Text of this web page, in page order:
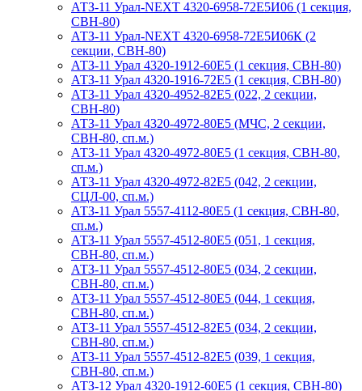
АТЗ-11 Урал-NEXT 4320-6958-72Е5И06 (1 секция,
СВН-80)
АТЗ-11 Урал-NEXT 4320-6958-72Е5И06К (2
секции, СВН-80)
АТЗ-11 Урал 4320-1912-60Е5 (1 секция, СВН-80)
АТЗ-11 Урал 4320-1916-72Е5 (1 секция, СВН-80)
АТЗ-11 Урал 4320-4952-82Е5 (022, 2 секции,
СВН-80)
АТЗ-11 Урал 4320-4972-80Е5 (МЧС, 2 секции,
СВН-80, сп.м.)
АТЗ-11 Урал 4320-4972-80Е5 (1 секция, СВН-80,
сп.м.)
АТЗ-11 Урал 4320-4972-82Е5 (042, 2 секции,
СЦЛ-00, сп.м.)
АТЗ-11 Урал 5557-4112-80Е5 (1 секция, СВН-80,
сп.м.)
АТЗ-11 Урал 5557-4512-80Е5 (051, 1 секция,
СВН-80, сп.м.)
АТЗ-11 Урал 5557-4512-80Е5 (034, 2 секции,
СВН-80, сп.м.)
АТЗ-11 Урал 5557-4512-80Е5 (044, 1 секция,
СВН-80, сп.м.)
АТЗ-11 Урал 5557-4512-82Е5 (034, 2 секции,
СВН-80, сп.м.)
АТЗ-11 Урал 5557-4512-82Е5 (039, 1 секция,
СВН-80, сп.м.)
АТЗ-12 Урал 4320-1912-60Е5 (1 секция, СВН-80)